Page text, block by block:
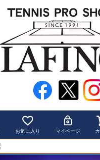
お気に入り マイページ